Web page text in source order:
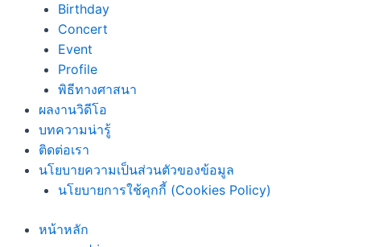
Birthday
Concert
Event
Profile
พิธีทางศาสนา
ผลงานวิดีโอ
บทความน่ารู้
ติดต่อเรา
นโยบายความเป็นส่วนตัวของข้อมูล
นโยบายการใช้คุกกี้ (Cookies Policy)
หน้าหลัก